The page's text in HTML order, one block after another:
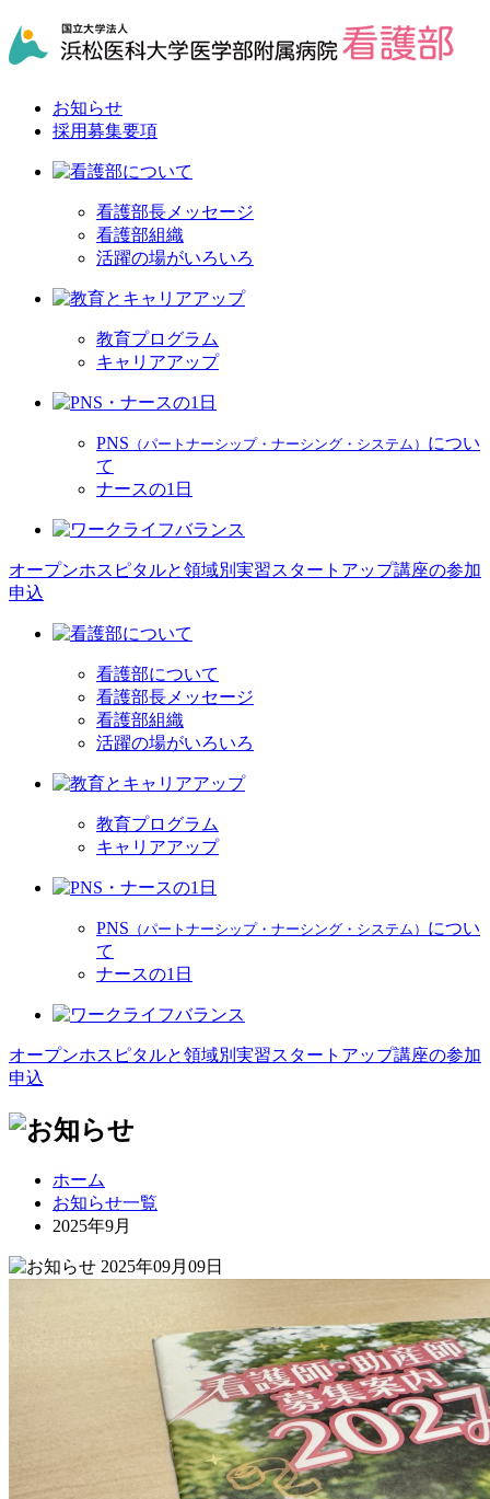
お知らせ
採用募集要項
看護部長メッセージ
看護部組織
活躍の場がいろいろ
教育プログラム
キャリアアップ
PNS （パートナーシップ・ナーシング・システム） につい
て
ナースの1日
オープンホスピタルと領域別実習スタートアップ講座の参加
申込
看護部について
看護部長メッセージ
看護部組織
活躍の場がいろいろ
教育プログラム
キャリアアップ
PNS （パートナーシップ・ナーシング・システム） につい
て
ナースの1日
オープンホスピタルと領域別実習スタートアップ講座の参加
申込
ホーム
お知らせ一覧
2025年9月
2025年09月09日